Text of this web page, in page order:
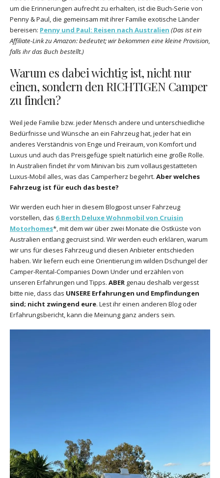
um die Erinnerungen aufrecht zu erhalten, ist die Buch-Serie von
Penny & Paul, die gemeinsam mit ihrer Familie exotische Länder
bereisen: Penny und Paul: Reisen nach Australien (Das ist ein
Affiliate-Link zu Amazon: bedeutet; wir bekommen eine kleine Provision,
falls ihr das Buch bestellt.)
Warum es dabei wichtig ist, nicht nur
einen, sondern den RICHTIGEN Camper
zu finden?
Weil jede Familie bzw. jeder Mensch andere und unterschiedliche
Bedürfnisse und Wünsche an ein Fahrzeug hat, jeder hat ein
anderes Verständnis von Enge und Freiraum, von Komfort und
Luxus und auch das Preisgefüge spielt natürlich eine große Rolle.
In Australien findet ihr vom Minivan bis zum vollausgestatteten
Luxus-Mobil alles, was das Camperherz begehrt. Aber welches
Fahrzeug ist für euch das beste?
Wir werden euch hier in diesem Blogpost unser Fahrzeug
vorstellen, das 6 Berth Deluxe Wohnmobil von Cruisin
Motorhomes*, mit dem wir über zwei Monate die Ostküste von
Australien entlang gecruist sind. Wir werden euch erklären, warum
wir uns für dieses Fahrzeug und diesen Anbieter entschieden
haben. Wir liefern euch eine Orientierung im wilden Dschungel der
Camper-Rental-Companies Down Under und erzählen von
unseren Erfahrungen und Tipps. ABER genau deshalb vergesst
bitte nie, dass das UNSERE Erfahrungen und Empfindungen
sind; nicht zwingend eure. Lest ihr einen anderen Blog oder
Erfahrungsbericht, kann die Meinung ganz anders sein.